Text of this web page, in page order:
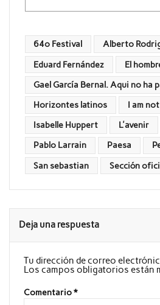
64º Festival Alberto
Eduard Fernández El
Gael García Bernal. Aqui no ha
Horizontes latinos I am
Isabelle Huppert L'avenir
Pablo Larrain Paesa
San sebastian Sección
Deja una respuesta
Tu dirección de correo
Los campos obligatorios están
Comentario*